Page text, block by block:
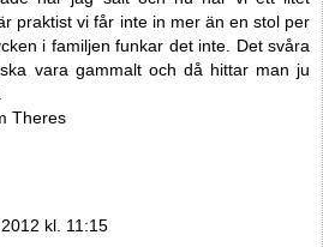
praktist vi får inte in mer än en stol per
i familjen funkar det inte. Det svåra
vara gammalt och då hittar man ju
Theres
kl. 11:15